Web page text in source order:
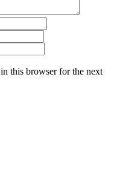
this browser for the next